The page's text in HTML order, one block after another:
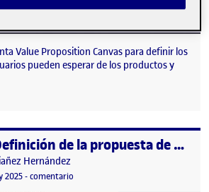
Value Proposition Canvas para definir los
pueden esperar de los productos y
Reto 3. Definición de la propuesta de valor. Intergeneracionalidad.
Hernández
de publicación
2025-comentario